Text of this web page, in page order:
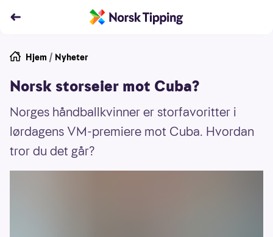
Hjem / Nyheter
Norsk storseier mot Cuba?
Norges håndballkvinner er storfavoritter i
lørdagens VM-premiere mot Cuba. Hvordan
tror du det går?